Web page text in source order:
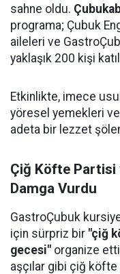
sahne oldu.
programa; Çubuk
aileleri ve
yaklaşık 200 kişi
Etkinlikte, imece
yöresel yemekleri
adeta bir lezzet
Çiğ Köfte Partisi
Damga Vurdu
GastroÇubuk
için sürpriz bir "çiğ
gecesi" organize
aşçılar gibi çiğ